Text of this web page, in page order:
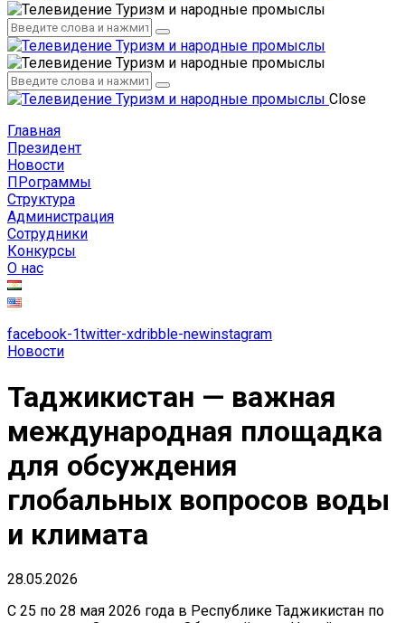
Администрация
Сотрудники
Администрация
Сотрудники
Close
Главная
Президент
Новости
ПРограммы
Структура
Администрация
Сотрудники
Конкурсы
О нас
facebook-1twitter-xdribble-newinstagram
Новости
Таджикистан — важная
международная площадка
для обсуждения
глобальных вопросов воды
и климата
28.05.2026
С 25 по 28 мая 2026 года в Республике Таджикистан по